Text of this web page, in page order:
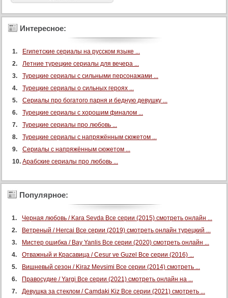
Интересное:
Египетские сериалы на русском языке ...
Летние турецкие сериалы для вечера ...
Турецкие сериалы с сильными персонажами ...
Турецкие сериалы о сильных героях ...
Сериалы про богатого парня и бедную девушку ...
Турецкие сериалы с хорошим финалом ...
Турецкие сериалы про любовь ...
Турецкие сериалы с напряжённым сюжетом ...
Сериалы с напряжённым сюжетом ...
Арабские сериалы про любовь ...
Популярное:
Черная любовь / Kara Sevda Все серии (2015) смотреть онлайн ...
Ветреный / Hercai Все серии (2019) смотреть онлайн турецкий ...
Мистер ошибка / Bay Yanlis Все серии (2020) смотреть онлайн ...
Отважный и Красавица / Cesur ve Guzel Все серии (2016) ...
Вишневый сезон / Kiraz Mevsimi Все серии (2014) смотреть ...
Правосудие / Yargi Все серии (2021) смотреть онлайн на ...
Девушка за стеклом / Camdaki Kiz Все серии (2021) смотреть ...